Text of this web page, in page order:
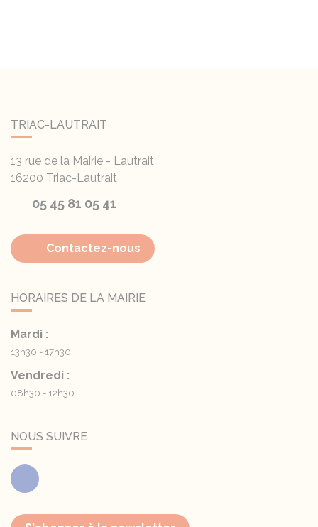
TRIAC-LAUTRAIT
13 rue de la Mairie - Lautrait
16200 Triac-Lautrait
05 45 81 05 41
Contactez-nous
HORAIRES DE LA MAIRIE
Mardi :
13h30 - 17h30
Vendredi :
08h30 - 12h30
NOUS SUIVRE
Facebook